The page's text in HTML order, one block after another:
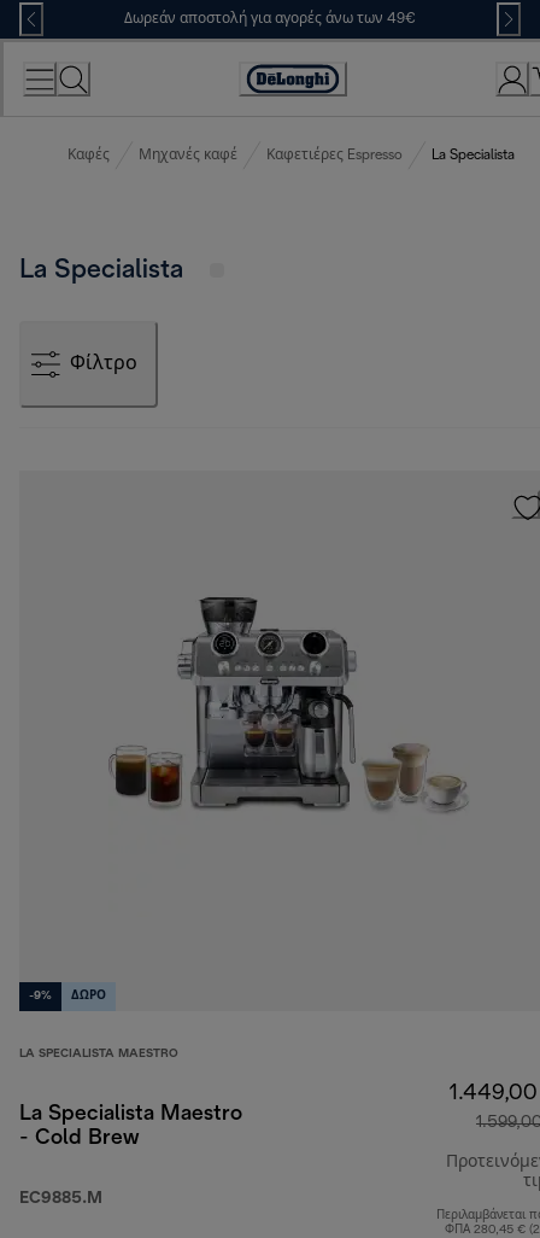
Skip
to
Content
Δωρεάν αποστολή για αγορές άνω των 49€
Accessibility
Καφές Μηχανές καφέ Καφετιέρες Espresso La Specialista
La Specialista
Φίλτρο
-9% ΔΩΡΟ
LA SPECIALISTA MAESTRO
La Specialista Maestro
- Cold Brew
EC9885.M
Περιλαμβάνεται
ΦΠΑ 280,45 €